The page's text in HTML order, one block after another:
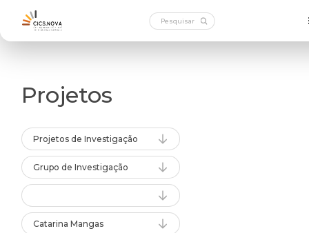
Projetos
Projetos de Investigação
Grupo de Investigação
Catarina Mangas